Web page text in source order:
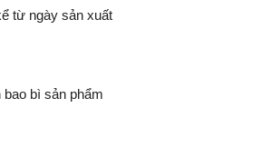
từ ngày sản xuất
bao bì sản phẩm